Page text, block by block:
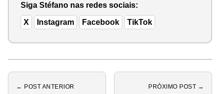
Siga Stéfano nas redes sociais:
X Instagram Facebook TikTok
← POST ANTERIOR PRÓXIMO POST →